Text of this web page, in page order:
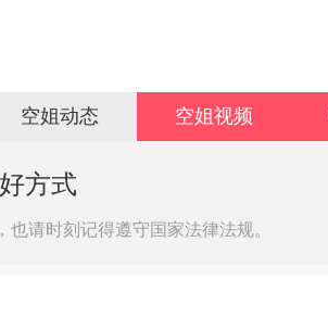
空姐动态 空姐视频
方式
请时刻记得遵守国家法律法规。